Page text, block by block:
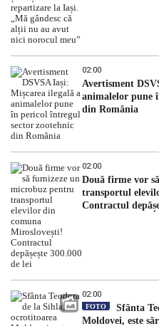
02:00
Avertisment
animalelor pune
din România
02:00
Două firme vor
transportul
Contractul
02:00
FOTO
Sfânta
Moldovei, este